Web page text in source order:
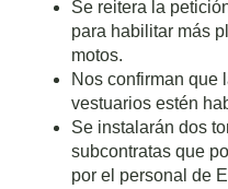
Se reitera la
para habilitar más
motos.
Nos confirman que
vestuarios estén
Se instalarán dos
subcontratas que
por el personal de